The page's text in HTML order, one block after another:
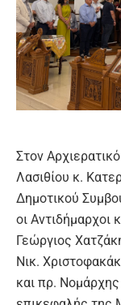
Στον
Λασιθίου κ.
Δημοτικού
οι Αντιδήμαρχοι
Γεώργιος
Νικ.
και πρ.